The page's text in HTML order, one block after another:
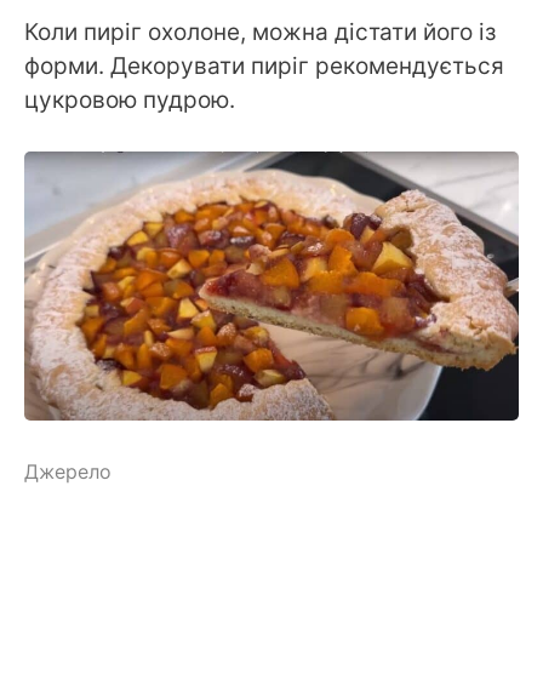
Коли пиріг охолоне, можна дістати його із
форми. Декорувати пиріг рекомендується
цукровою пудрою.
Джерело